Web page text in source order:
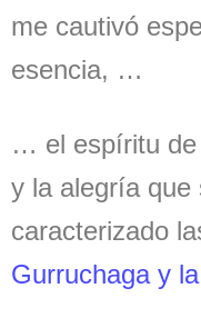
me cautivó
esencia, …
… el espíritu de
y la alegría que
caracterizado
Gurruchaga y